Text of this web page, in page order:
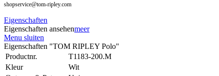
shopservice@tom-ripley.com
Eigenschaften
Eigenschaften ansehenmeer
Menu sluiten
Eigenschaften "TOM RIPLEY Polo"
Productnr.
T1183-200.M
Kleur
Wit